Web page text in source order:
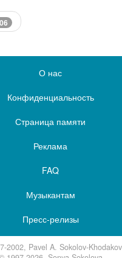
О нас
Конфиденциальность
Страница памяти
Реклама
FAQ
Музыкантам
Пресс-релизы
2002, Pavel A. Sokolov-Khodakov